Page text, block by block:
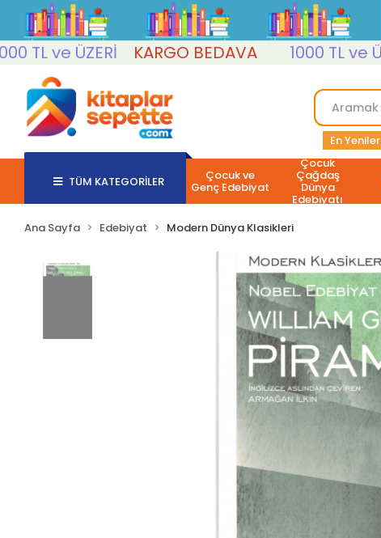
ve ÜZERİ
KARGO BEDAVA 1000 TL ve ÜZERİ
En Yeniler
TÜM KATEGORİLER Çocuk ve
Genç Edebiyat
Çocuk
Çağdaş
Dünya
Edebiyatı
Ana Sayfa Edebiyat Modern Dünya Klasikleri